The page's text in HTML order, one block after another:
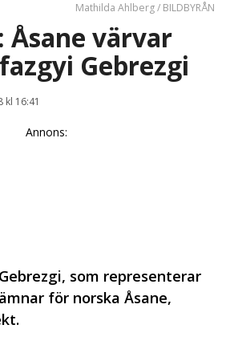
Mathilda Ahlberg / BILDBYRÅN
värvar
Gebrezgi
kl 16:41
Annons:
som representerar
för norska Åsane,